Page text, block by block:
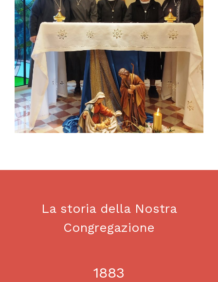
La storia della Nostra
Congregazione
1883